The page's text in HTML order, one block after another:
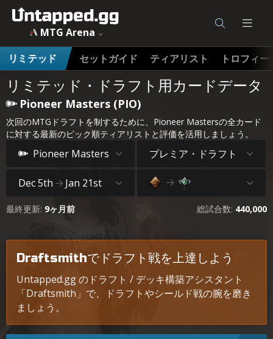
MTG Arena
リミテッド
セットガイド ティアリスト トロフィ
リミテッド・ドラフト用カードデータ
Pioneer Masters (PIO)
次回のMTGドラフトを制するために、Pioneer Mastersの全カード
に対する最新のピック順ティアリストと評価を活用しましょう。
Pioneer Masters プレミア・ドラフト
Dec 5th Jan 21st
最終更新: 9ヶ月前 総試合数: 440,000
Draftsmithでドラフト戦を上達しよう
Untapped.gg のドラフト / デッキ構築アシスタント
「Draftsmith」で、ドラフトやシールド戦の腕を磨き
ましょう。